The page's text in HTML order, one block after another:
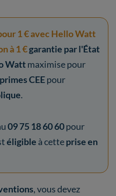
1 € avec Hello Watt
à 1 €garantie par l'État
Wattmaximise pour
CEEpour
.
09 75 18 60 60pour
éligible à cetteprise en
, vous devez